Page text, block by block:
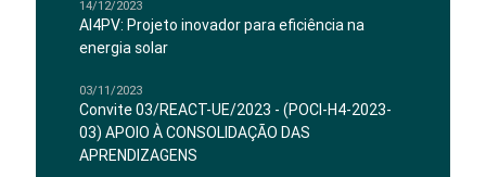
14/12/2023
AI4PV: Projeto inovador para eficiência na
energia solar
03/11/2023
Convite 03/REACT-UE/2023 - (POCI-H4-2023-
03) APOIO À CONSOLIDAÇÃO DAS
APRENDIZAGENS